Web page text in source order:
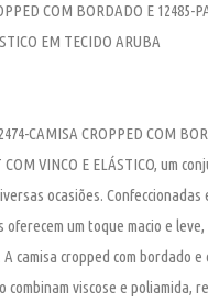
COM BORDADO E 12485-
EM TECIDO ARUBA
CAMISA CROPPED COM
COM VINCO E ELÁSTICO, um
ocasiões. Confeccionadas
oferecem um toque macio e
camisa cropped com bordado
combinam viscose e poliamida,